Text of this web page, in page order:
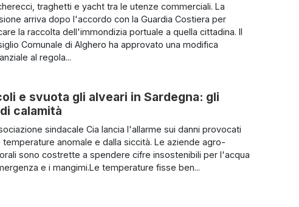
traghetti e yacht tra le utenze commerciali. La
arriva dopo l'accordo con la Guardia Costiera per
la raccolta dell'immondizia portuale a quella cittadina. Il
Comunale di Alghero ha approvato una modifica
al regola...
e svuota gli alveari in Sardegna: gli
calamità
sindacale Cia lancia l'allarme sui danni provocati
temperature anomale e dalla siccità. Le aziende agro-
sono costrette a spendere cifre insostenibili per l'acqua
e i mangimi.Le temperature fisse ben...